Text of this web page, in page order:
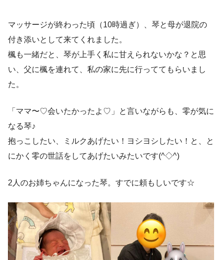
マッサージが終わった頃（10時過ぎ）、琴と母が退院の
付き添いとして来てくれました。
楓も一緒だと、琴が上手く私に甘えられないかな？と思
い、父に楓を連れて、私の家に先に行っててもらいまし
た。
「ママ〜♡会いたかったよ♡」と言いながらも、零が気に
なる琴♪
抱っこしたい、ミルクあげたい！ヨシヨシしたい！と、と
にかく零の世話をしてあげたいみたいです(^◇^)
2人のお姉ちゃんになった琴。すでに頼もしいです☆